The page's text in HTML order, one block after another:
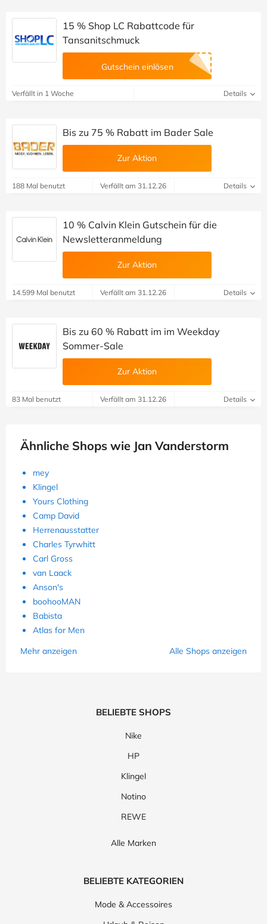
15 % Shop LC Rabattcode für
Tansanitschmuck
Gutschein einlösen
Verfällt in 1 Woche Details
Bis zu 75 % Rabatt im Bader Sale
Zur Aktion
188 Mal benutzt Verfällt am 31.12.26 Details
10 % Calvin Klein Gutschein für die
Newsletteranmeldung
Zur Aktion
14.599 Mal benutzt Verfällt am 31.12.26 Details
Bis zu 60 % Rabatt im im Weekday
Sommer-Sale
Zur Aktion
83 Mal benutzt Verfällt am 31.12.26 Details
Ähnliche Shops wie Jan Vanderstorm
mey
Klingel
Yours Clothing
Camp David
Herrenausstatter
Charles Tyrwhitt
Carl Gross
van Laack
Anson's
boohooMAN
Babista
Atlas for Men
Mehr anzeigen
Alle Shops anzeigen
BELIEBTE SHOPS
Nike
HP
Klingel
Notino
REWE
Alle Marken
BELIEBTE KATEGORIEN
Mode & Accessoires